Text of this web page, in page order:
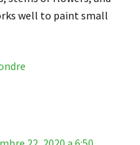
well to paint small